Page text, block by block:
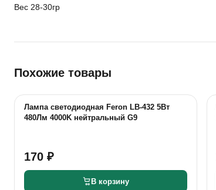
Вес 28-30гр
Похожие товары
Лампа светодиодная Feron LB-432 5Вт
480Лм 4000K нейтральный G9
170 ₽
В корзину